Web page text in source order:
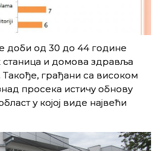
доби од 30 до 44 године
станица и домова здравља
Такође, грађани са високом
просека истичу обнову
у којој виде највећи